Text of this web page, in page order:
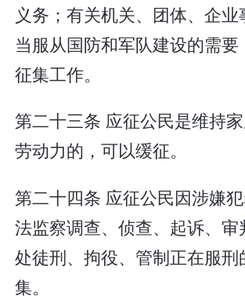
义务；有关机关、团体、企
当服从国防和军队建设的需要
征集工作。
第二十三条 应征公民是维持
劳动力的，可以缓征。
第二十四条 应征公民因涉嫌
法监察调查、侦查、起诉、审
处徒刑、拘役、管制正在服刑
集。